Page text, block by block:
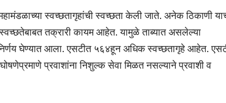
स्वच्छतागृहांची स्वच्छता केली जाते. अनेक ठिकाणी
तक्रारी कायम आहेत. यामुळे ताब्यात असलेल्या
घेण्यात आला. एसटीत ५६४हून अधिक स्वच्छतागृहे आहेत.
प्रवाशांना निशुल्क सेवा मिळत नसल्याने प्रवाशी व